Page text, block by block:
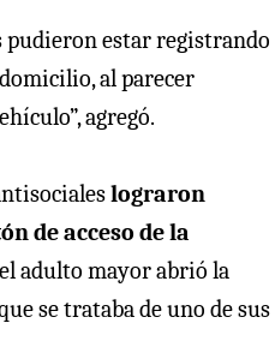
pudieron estar registrando
al parecer
agregó.
lograron
de acceso de la
adulto mayor abrió la
se trataba de uno de sus